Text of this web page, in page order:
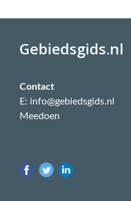
Gebiedsgids.nl
Contact
E: info@gebiedsgids.nl
Meedoen